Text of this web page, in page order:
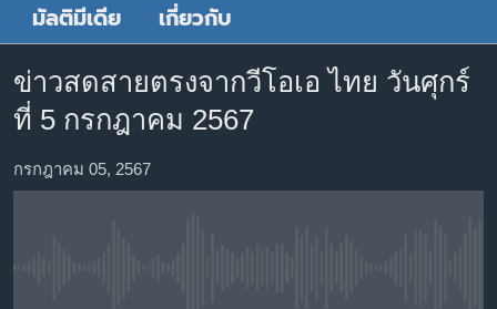
หน้า
หลัก
ข้าม
ไป
การ
ไทย
ธุรกิจ
วิทยาศาสตร์
ไลฟ์สไตล์
สมัคร
มัลติมีเดีย เกี่ยวกับ
ข่าวสดสายตรงจากวีโอเอ ไทย วันศุกร์
ที่ 5 กรกฎาคม 2567
กรกฎาคม 05, 2567